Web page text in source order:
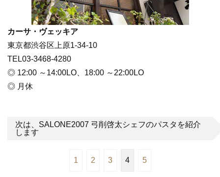
カーサ・ヴェッキア
東京都渋谷区上原1-34-10
TEL03-3468-4280
◎ 12:00 ～14:00LO、18:00 ～22:00LO
◎ 月休
次は、SALONE2007 弓削啓太シェフのパスタを紹介
します
1 2 3 4 5